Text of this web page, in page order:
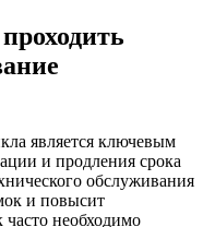
является ключевым
и продления срока
обслуживания
и повысит
часто необходимо